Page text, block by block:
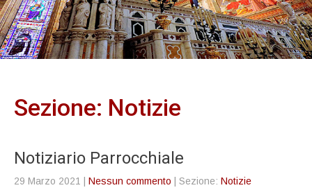
Sezione: Notizie
Notiziario Parrocchiale
29 Marzo 2021 Nessun commento | Sezione: Notizie